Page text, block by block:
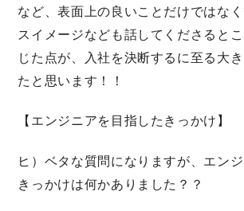
など、表面上の良いことだけではな
スイメージなども話してくださると
じた点が、入社を決断するに至る大
たと思います！！
【エンジニアを目指したきっかけ】
ヒ）ベタな質問になりますが、エン
きっかけは何かありました？？